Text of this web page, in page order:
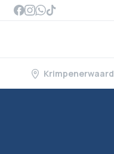
Krimpenerwaard